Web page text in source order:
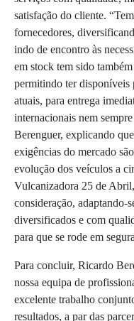
satisfação do cliente.
fornecedores,
indo de encontro às
em stock tem sido
permitindo ter disponíveis
atuais, para entrega
internacionais nem
Berenguer, explicando
exigências do mercado
evolução dos veículos a
Vulcanizadora 25 de
consideração, adaptando-
diversificados e com
para que se rode em
Para concluir, Ricardo
nossa equipa de
excelente trabalho
resultados, a par das